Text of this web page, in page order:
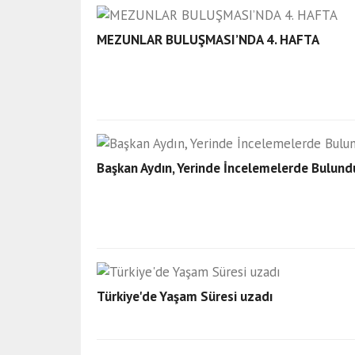
MEZUNLAR BULUŞMASI’NDA 4. HAFTA
Başkan Aydın, Yerinde İncelemelerde
Türkiye'de Yaşam Süresi uzadı